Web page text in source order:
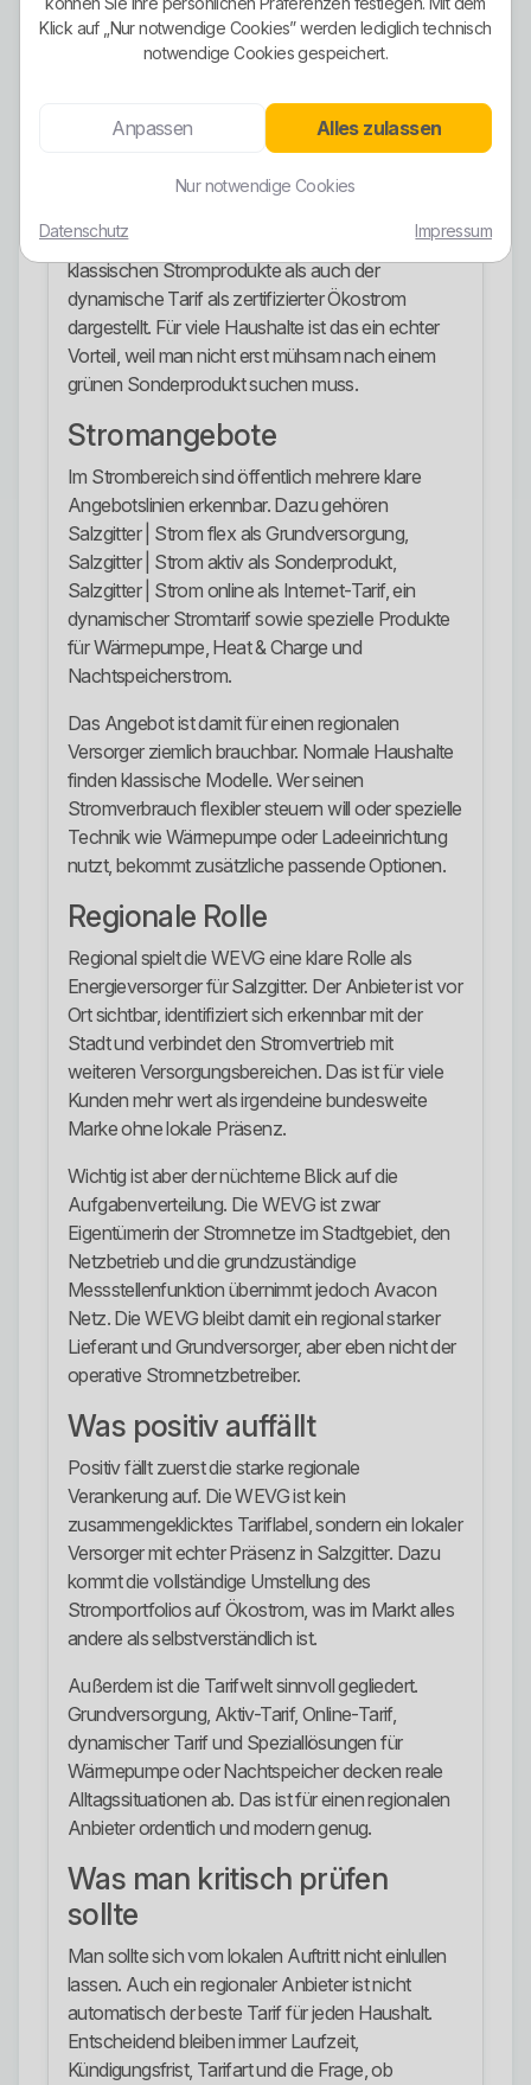
Die WEVG hat ihr Stromportfolio seit dem 1.
Oktober 2023 vollständig auf Ökostrom
ausdrücklich damit geworben, dass unabhängig
vom gewählten WEVG-Stromprodukt 100
Marketing. Zusätzlich werden sowohl die
klassischen Stromprodukte als auch der
dynamische Tarif als zertifizierter Ökostrom
dargestellt. Für viele Haushalte ist das ein echter
Vorteil, weil man nicht erst mühsam nach einem
grünen Sonderprodukt suchen muss.
Stromangebote
Im Strombereich sind öffentlich mehrere klare
Angebotslinien erkennbar. Dazu gehören
Salzgitter | Strom flex als Grundversorgung,
Salzgitter | Strom aktiv als Sonderprodukt,
Salzgitter | Strom online als Internet-Tarif, ein
dynamischer Stromtarif sowie spezielle Produkte
für Wärmepumpe, Heat & Charge und
Nachtspeicherstrom.
Das Angebot ist damit für einen regionalen
Versorger ziemlich brauchbar. Normale Haushalte
finden klassische Modelle. Wer seinen
Stromverbrauch flexibler steuern will oder spezielle
Technik wie Wärmepumpe oder Ladeeinrichtung
nutzt, bekommt zusätzliche passende Optionen.
Regionale Rolle
Regional spielt die WEVG eine klare Rolle als
Energieversorger für Salzgitter. Der Anbieter ist vor
Ort sichtbar, identifiziert sich erkennbar mit der
Stadt und verbindet den Stromvertrieb mit
weiteren Versorgungsbereichen. Das ist für viele
Kunden mehr wert als irgendeine bundesweite
Marke ohne lokale Präsenz.
Wichtig ist aber der nüchterne Blick auf die
Aufgabenverteilung. Die WEVG ist zwar
Eigentümerin der Stromnetze im Stadtgebiet, den
Netzbetrieb und die grundzuständige
Messstellenfunktion übernimmt jedoch Avacon
Netz. Die WEVG bleibt damit ein regional starker
Lieferant und Grundversorger, aber eben nicht der
operative Stromnetzbetreiber.
Was positiv auffällt
Positiv fällt zuerst die starke regionale
Verankerung auf. Die WEVG ist kein
zusammengeklicktes Tariflabel, sondern ein lokaler
Versorger mit echter Präsenz in Salzgitter. Dazu
kommt die vollständige Umstellung des
Stromportfolios auf Ökostrom, was im Markt alles
andere als selbstverständlich ist.
Außerdem ist die Tarifwelt sinnvoll gegliedert.
Grundversorgung, Aktiv-Tarif, Online-Tarif,
dynamischer Tarif und Speziallösungen für
Wärmepumpe oder Nachtspeicher decken reale
Alltagssituationen ab. Das ist für einen regionalen
Anbieter ordentlich und modern genug.
Was man kritisch prüfen
sollte
Man sollte sich vom lokalen Auftritt nicht einlullen
lassen. Auch ein regionaler Anbieter ist nicht
automatisch der beste Tarif für jeden Haushalt.
Entscheidend bleiben immer Laufzeit,
Kündigungsfrist, Tarifart und die Frage, ob
Klick auf „Nur notwendige Cookies” werden lediglich technisch
notwendige Cookies gespeichert.
Anpassen Alles zulassen
Nur notwendige Cookies
Datenschutz Impressum